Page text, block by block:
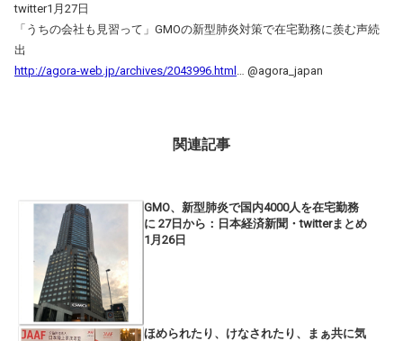
twitter1月27日
「うちの会社も見習って」GMOの新型肺炎対策で在宅勤務に羨む声続
出
http://agora-web.jp/archives/2043996.html
… @agora_japan
関連記事
GMO、新型肺炎で国内4000人を在宅勤務
に 27日から：日本経済新聞・twitterまとめ
1月26日
ほめられたり、けなされたり、まぁ共に気